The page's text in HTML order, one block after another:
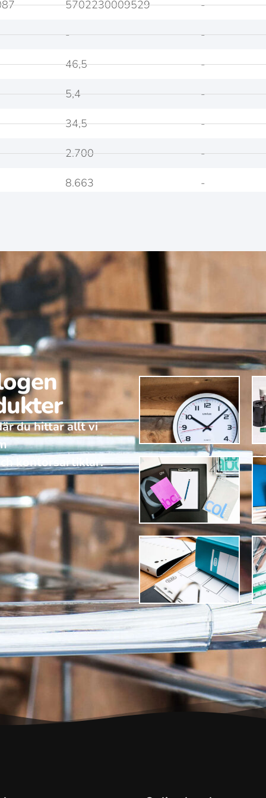
5702230009529
-
46,5
5,4
34,5
2.700
8.663
-
-
-
-
-
-
-
du hittar allt vi
kontorsartiklar.